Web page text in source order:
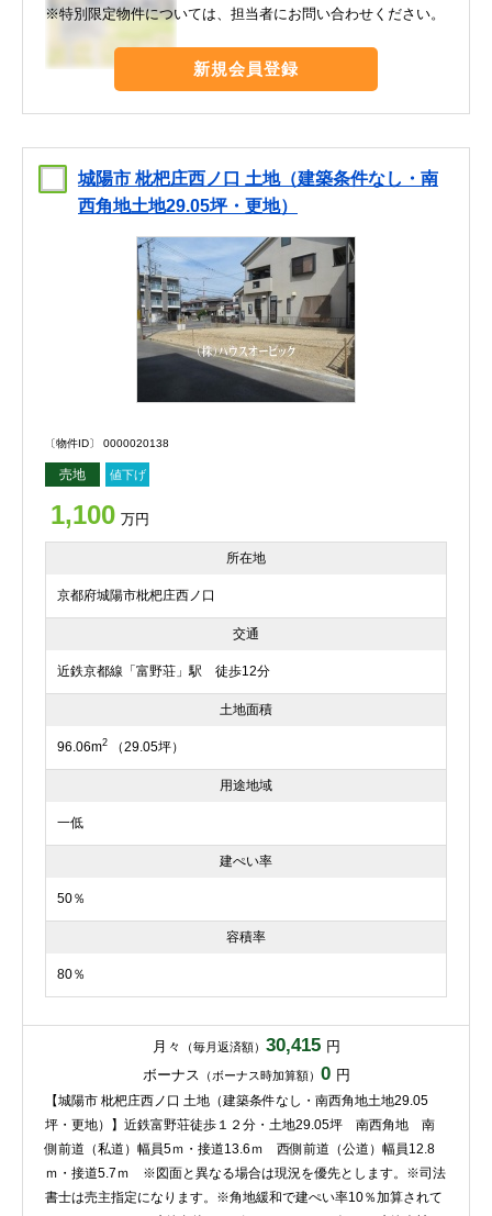
※特別限定物件については、担当者にお問い合わせください。
新規会員登録
城陽市 枇杷庄西ノ口 土地（建築条件なし・南
西角地土地29.05坪・更地）
〔物件ID〕 0000020138
売地 値下げ
1,100 万円
所在地
京都府城陽市枇杷庄西ノ口
交通
近鉄京都線「富野荘」駅 徒歩12分
土地面積
96.06m2 （29.05坪）
用途地域
一低
建ぺい率
50％
容積率
80％
月々 （毎月返済額） 30,415 円
ボーナス （ボーナス時加算額） 0 円
【城陽市 枇杷庄西ノ口 土地（建築条件なし・南西角地土地29.05
坪・更地）】近鉄富野荘徒歩１２分・土地29.05坪 南西角地 南
側前道（私道）幅員5ｍ・接道13.6ｍ 西側前道（公道）幅員12.8
ｍ・接道5.7ｍ ※図面と異なる場合は現況を優先とします。※司法
書士は売主指定になります。※角地緩和で建ぺい率10％加算されて